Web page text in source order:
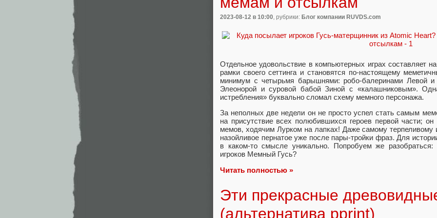
2023-08-12 в 10:00, рубрики: Блог компании RUVDS.com
Отдельное удовольствие в компьютерных играх составляет
рамки своего сеттинга и становятся по-настоящему
минимум с четырьмя барышнями: робо-балеринами Левой
Элеонорой и суровой бабой Зиной с «калашниковым».
истребления» буквально сломал схему мемного персонажа.
За неполных две недели он не просто успел стать самым
на присутствие всех полюбившихся героев первой части;
мемов, ходячим Лурком на лапках! Даже самому терпеливому
назойливое пернатое уже после пары-тройки фраз. Для
в каком-то смысле уникально. Попробуем же
игроков Мемный Гусь?
Читать полностью »
Эти прекрасные
(альтернатива pprint)